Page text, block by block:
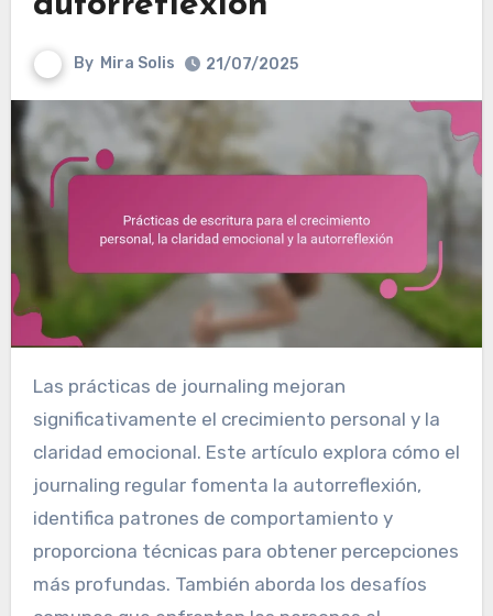
By Mira Solis 21/07/2025
Las prácticas de journaling mejoran
significativamente el crecimiento personal y la
claridad emocional. Este artículo explora cómo el
journaling regular fomenta la autorreflexión,
identifica patrones de comportamiento y
proporciona técnicas para obtener percepciones
más profundas. También aborda los desafíos